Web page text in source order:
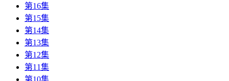
第16集
第15集
第14集
第13集
第12集
第11集
第10集